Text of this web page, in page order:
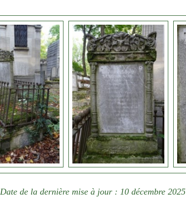
Date de la dernière mise à jour : 10 décembre 2025